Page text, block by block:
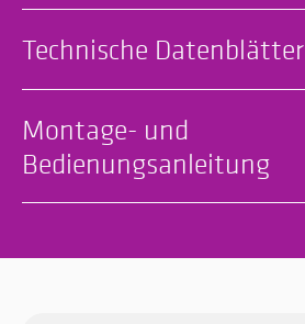
Technische Datenblätter
Montage- und
Bedienungsanleitung